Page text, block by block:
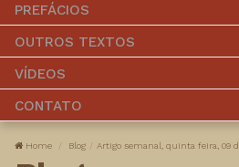
PREFÁCIOS
OUTROS TEXTOS
VÍDEOS
CONTATO
Home Blog ​Artigo semanal, quinta feira, 09